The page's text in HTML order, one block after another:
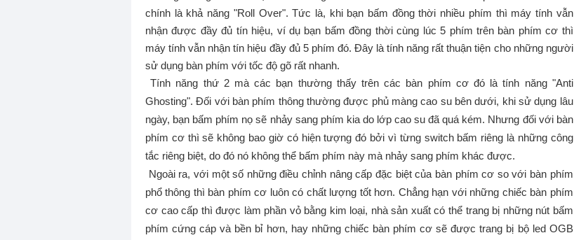
chính là khả năng "Roll Over". Tức là, khi bạn bấm đồng thời nhiều phím thì máy tính vẫn
nhận được đầy đủ tín hiệu, ví dụ bạn bấm đồng thời cùng lúc 5 phím trên bàn phím cơ thì
máy tính vẫn nhận tín hiệu đầy đủ 5 phím đó. Đây là tính năng rất thuận tiện cho những người
sử dụng bàn phím với tốc độ gõ rất nhanh.
Tính năng thứ 2 mà các bạn thường thấy trên các bàn phím cơ đó là tính năng "Anti
Ghosting". Đối với bàn phím thông thường được phủ màng cao su bên dưới, khi sử dụng lâu
ngày, bạn bấm phím nọ sẽ nhảy sang phím kia do lớp cao su đã quá kém. Nhưng đối với bàn
phím cơ thì sẽ không bao giờ có hiện tượng đó bởi vì từng switch bấm riêng là những công
tắc riêng biệt, do đó nó không thể bấm phím này mà nhảy sang phím khác được.
Ngoài ra, với một số những điều chỉnh nâng cấp đặc biệt của bàn phím cơ so với bàn phím
phổ thông thì bàn phím cơ luôn có chất lượng tốt hơn. Chẳng hạn với những chiếc bàn phím
cơ cao cấp thì được làm phần vỏ bằng kim loại, nhà sản xuất có thể trang bị những nút bấm
phím cứng cáp và bền bỉ hơn, hay những chiếc bàn phím cơ sẽ được trang bị bộ led OGB